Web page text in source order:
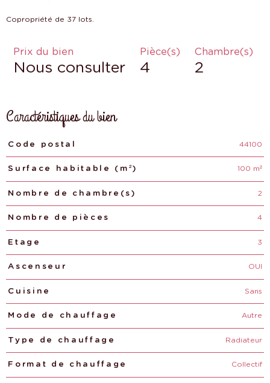
Prix du bien
Nous consulter
Pièce(s)
4
Chambre(s)
2
Caractéristiques du bien
Caractéristiques Valeurs
Code postal 44100
Surface habitable (m²) 100 m²
Nombre de chambre(s) 2
Nombre de pièces 4
Etage 3
Ascenseur OUI
Cuisine Sans
Mode de chauffage Autre
Type de chauffage Radiateur
Format de chauffage Collectif